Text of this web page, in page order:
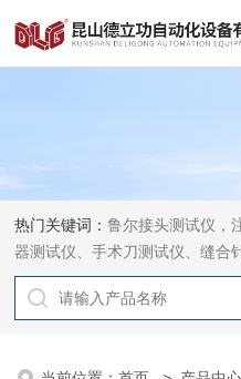
热门关键词：鲁尔接头测试仪，
器测试仪、手术刀测试仪、缝合
钳测试仪、导引管导丝测试仪、